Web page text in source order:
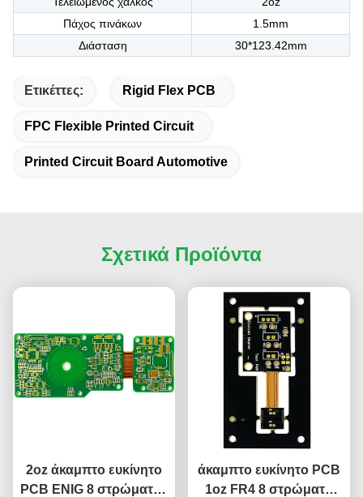
Πάχος πινάκων
1.5mm
Διάσταση
30*123.42mm
Ετικέττες: Rigid Flex PCB
FPC Flexible Printed Circuit
Printed Circuit Board Automotive
Σχετικά Προϊόντα
2oz άκαμπτο ευκίνητο
PCB ENIG 8 στρώματος
άκαμπτο ευκίνητο PCB
1oz FR4 8 στρώματα